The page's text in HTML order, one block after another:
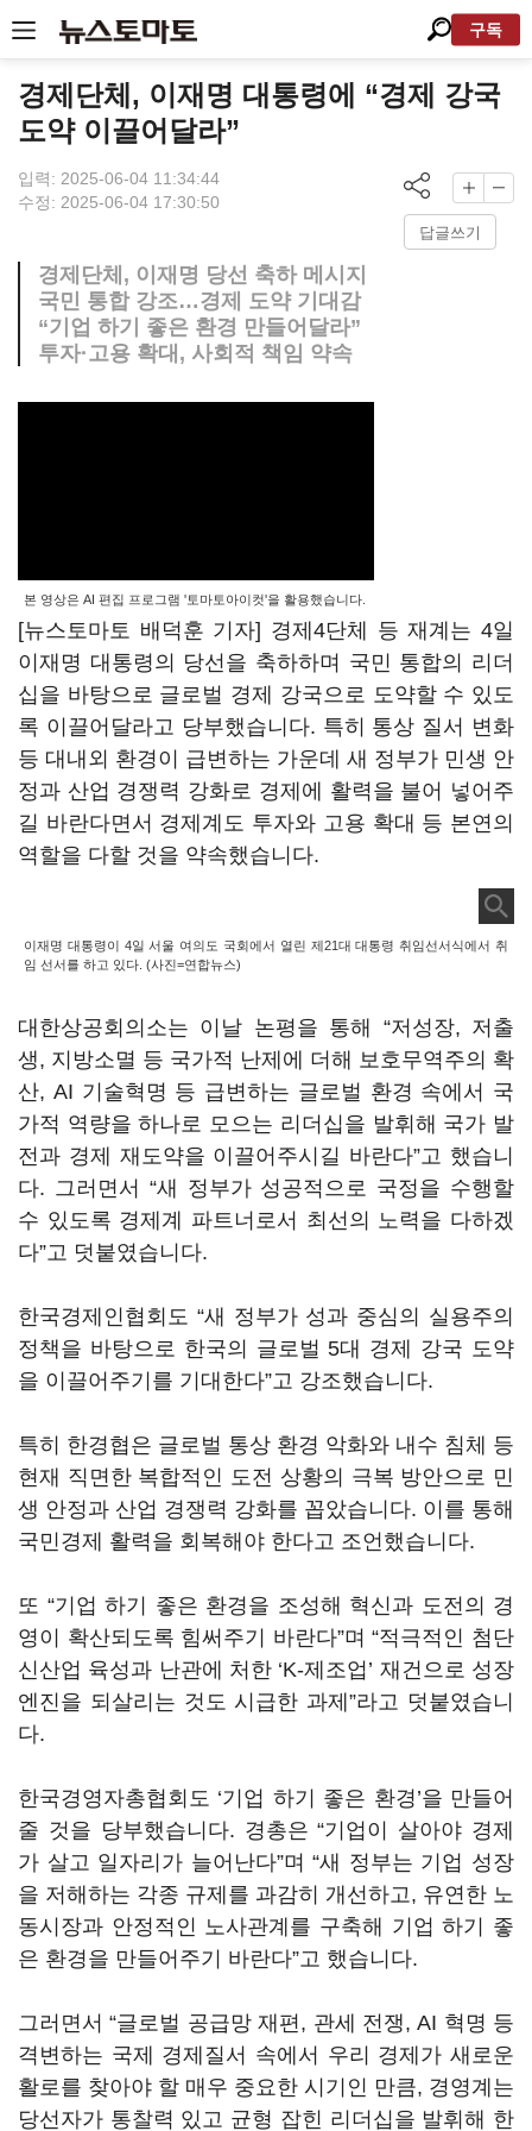
구독
경제단체, 이재명 대통령에 “경제 강국
도약 이끌어달라”
입력: 2025-06-04 11:34:44
수정: 2025-06-04 17:30:50
답글쓰기
경제단체, 이재명 당선 축하 메시지
국민 통합 강조…경제 도약 기대감
“기업 하기 좋은 환경 만들어달라”
투자·고용 확대, 사회적 책임 약속
본 영상은 AI 편집 프로그램 '토마토아이컷'을 활용했습니다.
[뉴스토마토 배덕훈 기자] 경제 4단체 등 재계는 4일
이재명 대통령의 당선을 축하하며 국민 통합의 리더
십을 바탕으로 글로벌 경제 강국으로 도약할 수 있도
록 이끌어달라고 당부했습니다. 특히 통상 질서 변화
등 대내외 환경이 급변하는 가운데 새 정부가 민생 안
정과 산업 경쟁력 강화로 경제에 활력을 불어 넣어주
길 바란다면서 경제계도 투자와 고용 확대 등 본연의
역할을 다할 것을 약속했습니다.
이재명 대통령이 4일 서울 여의도 국회에서 열린 제21대 대통령 취임선서식에서 취
임 선서를 하고 있다. (사진=연합뉴스)
대한상공회의소는 이날 논평을 통해 “저성장, 저출
생, 지방소멸 등 국가적 난제에 더해 보호무역주의 확
산, AI 기술혁명 등 급변하는 글로벌 환경 속에서 국
가적 역량을 하나로 모으는 리더십을 발휘해 국가 발
전과 경제 재도약을 이끌어주시길 바란다”고 했습니
다. 그러면서 “새 정부가 성공적으로 국정을 수행할
수 있도록 경제계 파트너로서 최선의 노력을 다하겠
다”고 덧붙였습니다.
한국경제인협회도 “새 정부가 성과 중심의 실용주의
정책을 바탕으로 한국의 글로벌5대 경제 강국 도약
을 이끌어주기를 기대한다”고 강조했습니다.
특히 한경협은 글로벌 통상 환경 악화와 내수 침체 등
현재 직면한 복합적인 도전 상황의 극복 방안으로 민
생 안정과 산업 경쟁력 강화를 꼽았습니다. 이를 통해
국민경제 활력을 회복해야 한다고 조언했습니다.
또 “기업 하기 좋은 환경을 조성해 혁신과 도전의 경
영이 확산되도록 힘써주기 바란다”며“적극적인 첨단
신산업 육성과 난관에 처한 ‘K-제조업 ’ 재건으로 성장
엔진을 되살리는 것도 시급한 과제”라고 덧붙였습니
다.
한국경영자총협회도 ‘기업 하기 좋은 환경’을 만들어
줄 것을 당부했습니다. 경총은“기업이 살아야 경제
가 살고 일자리가 늘어난다”며“새 정부는 기업 성장
을 저해하는 각종 규제를 과감히 개선하고, 유연한 노
동시장과 안정적인 노사관계를 구축해 기업 하기 좋
은 환경을 만들어주기 바란다”고 했습니다.
그러면서“글로벌 공급망 재편, 관세 전쟁, AI 혁명 등
격변하는 국제 경제질서 속에서 우리 경제가 새로운
활로를 찾아야 할 매우 중요한 시기인 만큼, 경영계는
당선자가 통찰력 있고 균형 잡힌 리더십을 발휘해 한